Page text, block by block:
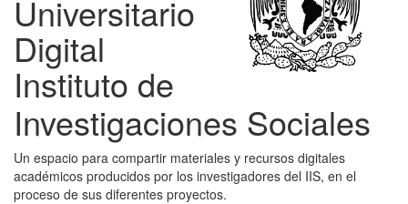
Universitario
Digital
Instituto de
Investigaciones Sociales
Un espacio para compartir materiales y recursos digitales
académicos producidos por los investigadores del IIS, en el
proceso de sus diferentes proyectos.